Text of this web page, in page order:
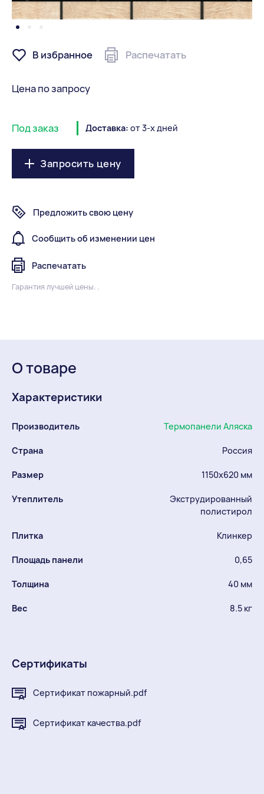
В избранное Распечатать
Цена по запросу
Под заказ Доставка: от 3-х дней
Запросить цену
Предложить свою цену
Сообщить об изменении цен
Распечатать
Гарантия лучшей цены. .
О товаре
Характеристики
Производитель Термопанели Аляска
Страна Россия
Размер 1150х620 мм
Утеплитель
Экструдированный
полистирол
Плитка Клинкер
Площадь панели 0,65
Толщина 40 мм
Вес 8.5 кг
Сертификаты
Сертификат пожарный.pdf
Сертификат качества.pdf